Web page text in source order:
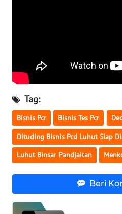
Tag:
Bisnis Pcr Bisnis Tes Pcr
Dituding Bisnis Pcd Luhut Siap
Luhut Binsar Pandjaitan
Beri
PAPUA
BARAT
WN
RIAU
WN
SERAMBI
JAMBI